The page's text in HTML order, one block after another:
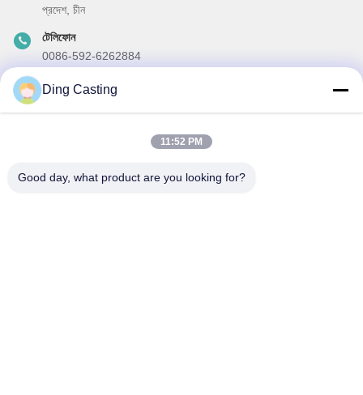
প্রদেশ, চীন
টেলিফোন
0086-592-6262884
ই-মেইল
আমাদের নিউজলেটার
Ding Casting
11:52 PM
Good day, what product are you looking for?